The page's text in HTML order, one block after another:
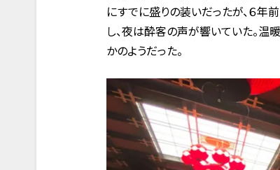
にすでに盛りの装いだったが、６年
し、夜は酔客の声が響いていた。
かのようだった。